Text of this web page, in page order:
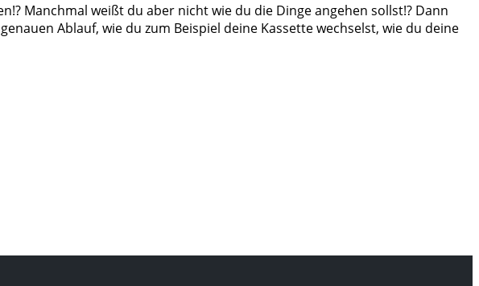
Manchmal weißt du aber nicht wie du die Dinge angehen sollst!? Dann
Ablauf, wie du zum Beispiel deine Kassette wechselst, wie du deine